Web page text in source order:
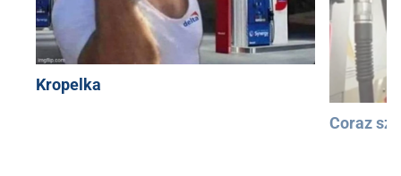
Kropelka
Coraz